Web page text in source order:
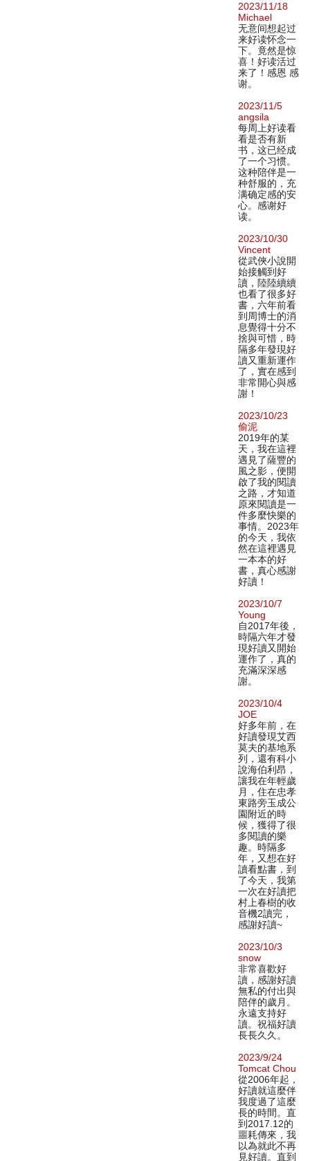
2023/11/18
Michael
无意间想起过
来好读怀念一
下。竟然是惊
喜！好读活过
来了！感恩 感
谢。
2023/11/5
angsila
每周上好读看
看是否有新
书，这已经成
了一个习惯。
这种陪伴是一
种舒服的，充
满确定感的安
心。感谢好
读。
2023/10/30
Vincent
從武俠小說開
始接觸到好
讀，陸陸續續
也看了很多好
書，六年前看
到周博士的消
息覺得十分不
捨與可惜，時
隔多年發現好
讀又重新運作
了，實在感到
非常開心與感
謝！
2023/10/23
偷泥
2019年的某
天，我在這裡
遇見了薩豐的
風之影，便開
啟了我的閱讀
之路，才知道
原來閱讀是一
件多麼快樂的
事情。2023年
的今天，我依
然在這裡遇見
一本本的好
書，真心感謝
好讀！
2023/10/7
Young
自2017年後，
時隔六年才發
現好讀又開始
運作了，真的
充滿深深感
謝。
2023/10/4
JOE
好多年前，在
好讀發現艾西
莫夫的基地系
列，還有科小
說海伯利昂，
讓我在年輕歲
月，住在忠孝
東路旁玉成公
園附近的時
候，獲得了很
多閱讀的樂
趣。時隔多
年，又想在好
讀看點書，到
了今天，我第
一次在好讀把
村上春樹的收
音機2讀完，
感謝好讀~
2023/10/3
snow
非常喜歡好
讀，感謝好讀
無私的付出與
陪伴的歲月。
永遠支持好
讀。祝福好讀
長長久久。
2023/9/24
Tomcat Chou
從2006年起，
好讀就這麼伴
我度過了這麼
長的時間。直
到2017.12的
噩耗傳來，我
以為就此不再
見好讀。直到